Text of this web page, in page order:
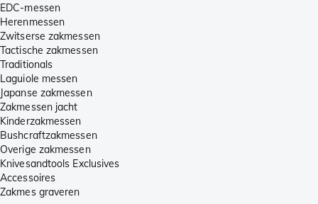
EDC-messen
Herenmessen
Zwitserse zakmessen
Tactische zakmessen
Traditionals
Laguiole messen
Japanse zakmessen
Zakmessen jacht
Kinderzakmessen
Bushcraftzakmessen
Overige zakmessen
Knivesandtools Exclusives
Accessoires
Zakmes graveren